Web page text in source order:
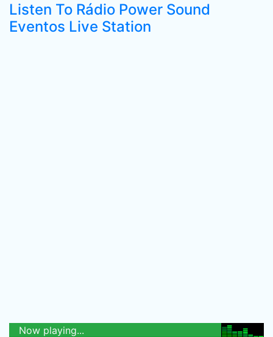
Listen To Rádio Power Sound
Eventos Live Station
Now playing...